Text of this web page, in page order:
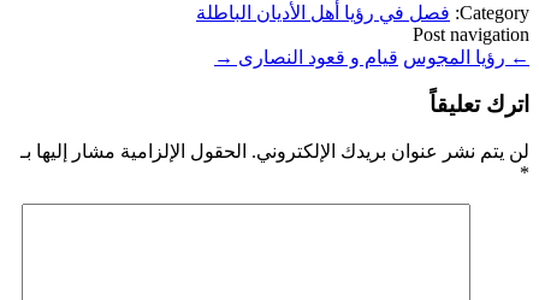
Category: فصل في رؤيا أهل الأديان الباطلة
Post navigation
← رؤيا المجوس قيام و قعود النصارى →
اترك تعليقاً
لن يتم نشر عنوان بريدك الإلكتروني. الحقول الإلزامية مشار إليها بـ
*